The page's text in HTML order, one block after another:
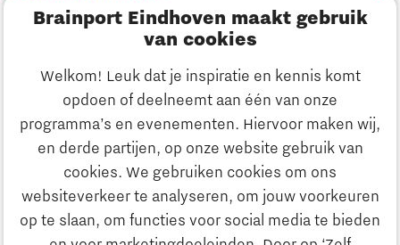
Brainport Eindhoven maakt gebruik
van cookies
Welkom! Leuk dat je inspiratie en kennis komt
opdoen of deelneemt aan één van onze
programma’s en evenementen. Hiervoor maken wij,
en derde partijen, op onze website gebruik van
cookies. We gebruiken cookies om ons
websiteverkeer te analyseren, om jouw voorkeuren
op te slaan, om functies voor social media te bieden
Ontdek Brainport
Innovatie
Innovatie
Ondernemen
Onderwijs
Maatschappelijk
Strategie & Organisatie